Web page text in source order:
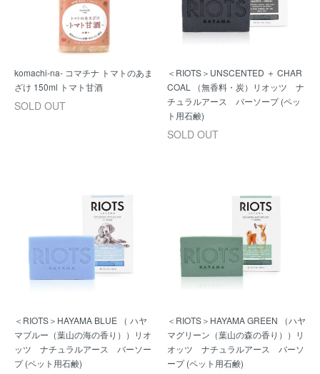
komachi-na- コマチナ トマトのあま
ざけ 150ml トマト甘酒
SOLD OUT
＜RIOTS＞UNSCENTED ＋ CHAR
COAL （無香料・炭）リオッツ ナ
チュラルアース バーソープ (ペッ
ト用石鹸)
SOLD OUT
＜RIOTS＞HAYAMA BLUE （ ハヤ
マブルー（葉山の海の香り））リオ
ッツ ナチュラルアース バーソー
プ (ペット用石鹸)
＜RIOTS＞HAYAMA GREEN （ハヤ
マグリーン（葉山の森の香り））リ
オッツ ナチュラルアース バーソ
ープ (ペット用石鹸)